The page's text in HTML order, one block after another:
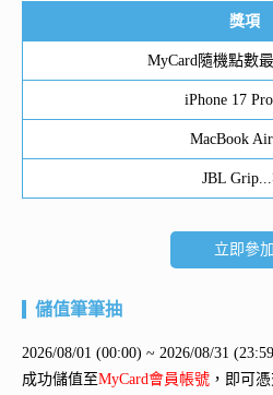
獎項
MyCard隨機點數
iPhone 17
MacBook
JBL
立即參加
儲值筆筆抽
2026/08/01 (00:00) ~ 2026/08/31
成功儲值至MyCard會員帳號 ，即可